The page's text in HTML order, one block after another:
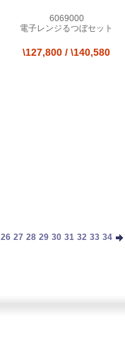
6069000
電子レンジるつぼセット
\127,800 / \140,580
26 27 28 29 30 31 32 33 34